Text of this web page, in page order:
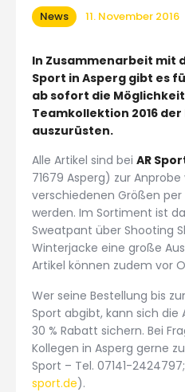
Links
News 11. November 2016
In Zusammenarbeit mit
Sport in Asperg gibt es
ab sofort die
Teamkollektion 2016 der
auszurüsten.
Alle Artikel sind bei AR
71679 Asperg) zur
verschiedenen Größen per
werden. Im Sortiment ist
Sweatpant über Shooting
Winterjacke eine große
Artikel können zudem vor
Wer seine Bestellung bis
Sport abgibt, kann sich die
30 % Rabatt sichern. Bei
Kollegen in Asperg gerne
Sport – Tel. 07141-
sport.de).